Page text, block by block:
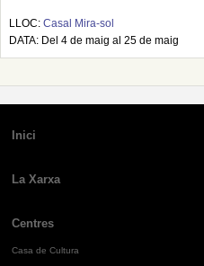
LLOC: Casal Mira-sol
DATA: Del 4 de maig al 25 de maig
Inici
La Xarxa
Centres
Casa de Cultura